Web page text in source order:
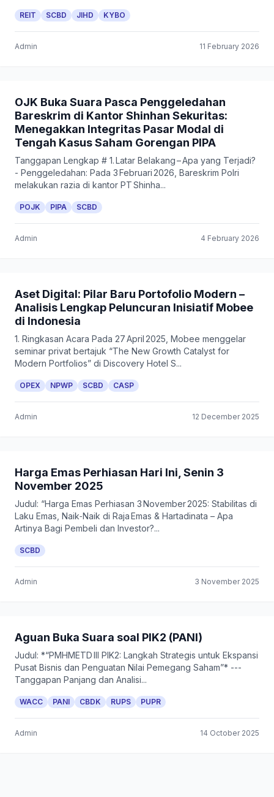
REIT SCBD JIHD KYBO
Admin 11 February 2026
OJK Buka Suara Pasca Penggeledahan
Bareskrim di Kantor Shinhan Sekuritas:
Menegakkan Integritas Pasar Modal di
Tengah Kasus Saham Gorengan PIPA
Tanggapan Lengkap # 1. Latar Belakang – Apa yang Terjadi?
- Penggeledahan: Pada 3 Februari 2026, Bareskrim Polri
melakukan razia di kantor PT Shinha...
POJK PIPA SCBD
Admin 4 February 2026
Aset Digital: Pilar Baru Portofolio Modern –
Analisis Lengkap Peluncuran Inisiatif Mobee
di Indonesia
1. Ringkasan Acara Pada 27 April 2025, Mobee menggelar
seminar privat bertajuk “The New Growth Catalyst for
Modern Portfolios” di Discovery Hotel S...
OPEX NPWP SCBD CASP
Admin 12 December 2025
Harga Emas Perhiasan Hari Ini, Senin 3
November 2025
Judul: “Harga Emas Perhiasan 3 November 2025: Stabilitas di
Laku Emas, Naik‑Naik di Raja Emas & Hartadinata – Apa
Artinya Bagi Pembeli dan Investor?...
SCBD
Admin 3 November 2025
Aguan Buka Suara soal PIK2 (PANI)
Judul: *“PMHMETD III PIK2: Langkah Strategis untuk Ekspansi
Pusat Bisnis dan Penguatan Nilai Pemegang Saham”* ---
Tanggapan Panjang dan Analisi...
WACC PANI CBDK RUPS PUPR
Admin 14 October 2025